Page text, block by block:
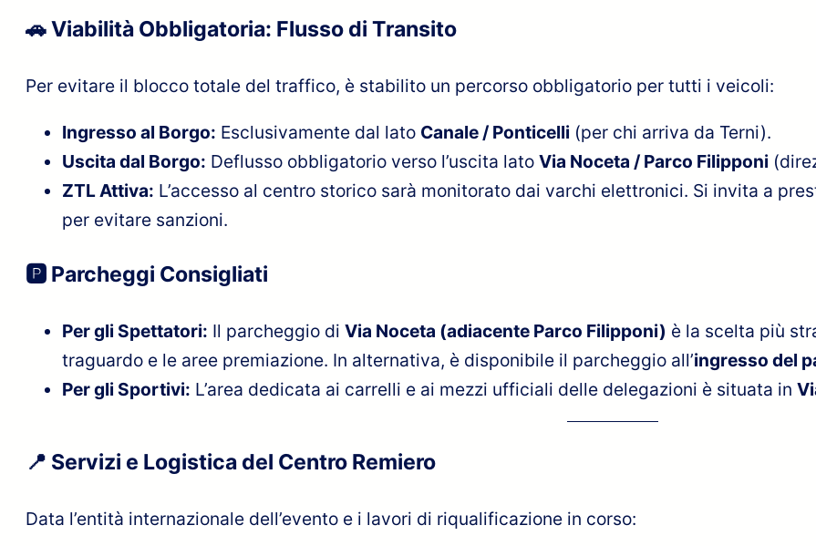
🚗 Viabilità Obbligatoria: Flusso di Transito
Per evitare il blocco totale del traffico, è stabilito un percorso obbligatorio per tutti i veicoli:
Ingresso al Borgo: Esclusivamente dal lato Canale / Ponticelli (per chi arriva da Terni).
Uscita dal Borgo: Deflusso obbligatorio verso l’uscita lato Via Noceta / Parco Filipponi
ZTL Attiva: L’accesso al centro storico sarà monitorato dai varchi elettronici. Si invita a
per evitare sanzioni.
🅿️ Parcheggi Consigliati
Per gli Spettatori: Il parcheggio di Via Noceta (adiacente Parco Filipponi) è la scelta più
traguardo e le aree premiazione. In alternativa, è disponibile il parcheggio all’ingresso del
Per gli Sportivi: L’area dedicata ai carrelli e ai mezzi ufficiali delle delegazioni è situata in
📍 Servizi e Logistica del Centro Remiero
Data l’entità internazionale dell’evento e i lavori di riqualificazione in corso: